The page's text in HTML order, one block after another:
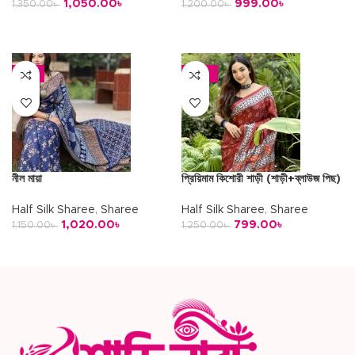
1,350.00৳ 1,050.00৳ 1,200.00৳ 999.00৳
-11%
নীল মায়া
Half Silk Sharee, Sharee
1,150.00৳ 1,020.00৳
-36%
প্রিয়িমাম কিশোরী শাড়ী (শাড়ী+ব্লাউজ পিছ)
Half Silk Sharee, Sharee
1,250.00৳ 799.00৳